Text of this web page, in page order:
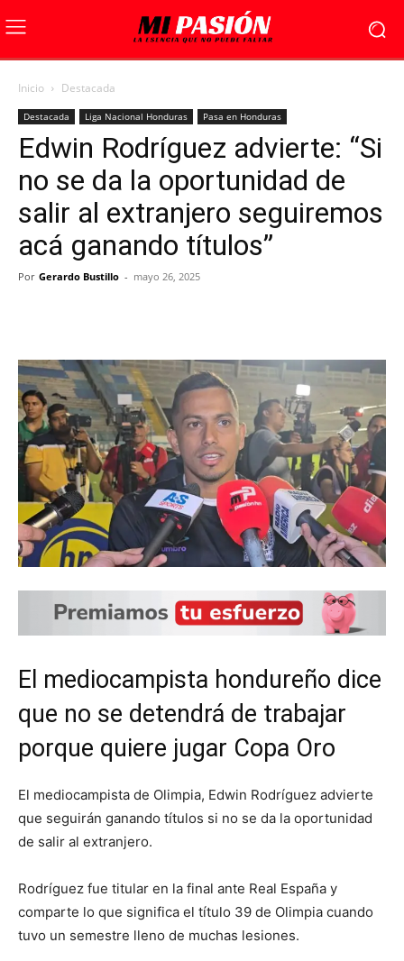
Inicio Destacada
Destacada Liga Nacional Honduras Pasa en Honduras
Edwin Rodríguez advierte: “Si
no se da la oportunidad de
salir al extranjero seguiremos
acá ganando títulos”
Por Gerardo Bustillo - mayo 26, 2025
El mediocampista hondureño dice
que no se detendrá de trabajar
porque quiere jugar Copa Oro
El mediocampista de Olimpia, Edwin Rodríguez advierte
que seguirán ganando títulos si no se da la oportunidad
de salir al extranjero.
Rodríguez fue titular en la final ante Real España y
comparte lo que significa el título 39 de Olimpia cuando
tuvo un semestre lleno de muchas lesiones.